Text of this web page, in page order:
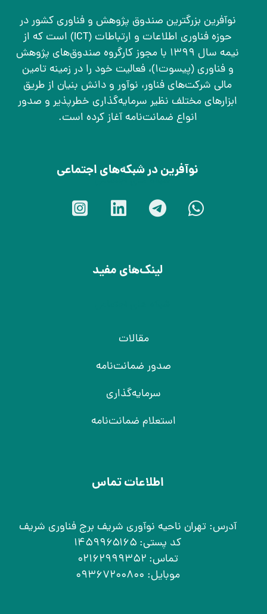
نوآفرین بزرگترین صندوق پژوهش و فناوری کشور در
حوزه فناوری اطلاعات و ارتباطات (ICT) است که از
نیمه سال ۱۳۹۹ با مجوز کارگروه صندوق‌های پژوهش
و فناوری (پیسوت۱)، فعالیت خود را در زمینه تامین
مالی شرکت‌های فناور، نوآور و دانش بنیان از طریق
ابزارهای مختلف نظیر سرمایه‌گذاری خطرپذیر و صدور
انواع ضمانت‌نامه آغاز کرده است.
نوآفرین در شبکه‌های اجتماعی
شبکه های اجتماعی
لینک‌های مفید
مقالات
صدور ضمانت‌نامه
سرمایه‌گذاری
استعلام ضمانت‌نامه
اطلاعات تماس
آدرس: تهران ناحیه نوآوری شریف برج فناوری شریف
کد پستی: ۱۴۵۹۹۶۵۱۶۵
تماس: ۰۲۱۶۲۹۹۹۳۵۲
موبایل: ۰۹۳۶۷۲۰۰۸۰۰